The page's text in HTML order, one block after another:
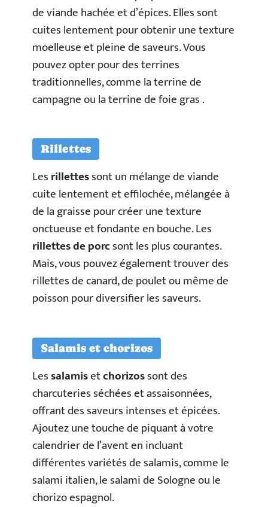
de viande hachée et d’épices. Elles sont
cuites lentement pour obtenir une texture
moelleuse et pleine de saveurs. Vous
pouvez opter pour des terrines
traditionnelles, comme la terrine de
campagne ou la terrine de foie gras .
Rillettes
Lesrillettessont un mélange de viande
cuite lentement et effilochée, mélangée à
de la graisse pour créer une texture
onctueuse et fondante en bouche. Les
rillettes de porcsont les plus courantes.
Mais, vous pouvez également trouver des
rillettes de canard, de poulet ou même de
poisson pour diversifier les saveurs.
Salamis et chorizos
Lessalamisetchorizossont des
charcuteries séchées et assaisonnées,
offrant des saveurs intenses et épicées.
Ajoutez une touche de piquant à votre
calendrier de l’avent en incluant
différentes variétés de salamis, comme le
salami italien, le salami de Sologne ou le
chorizo espagnol.